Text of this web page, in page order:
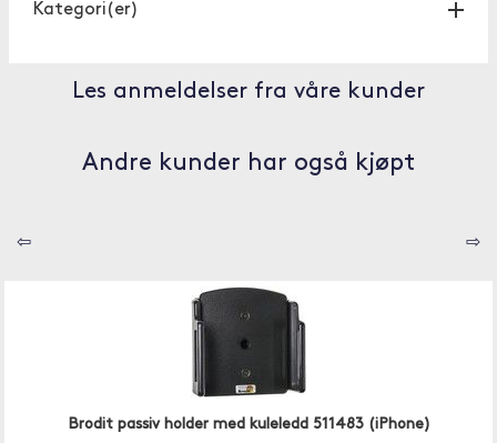
Kategori(er)
Les anmeldelser fra våre kunder
Andre kunder har også kjøpt
⇦ ⇨
Brodit passiv holder med kuleledd 511483 (iPhone)